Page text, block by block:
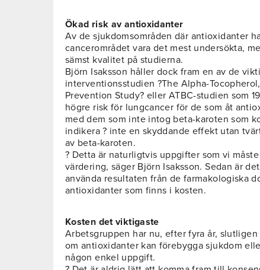
Ökad risk av antioxidanter
Av de sjukdomsområden där antioxidanter
cancerområdet vara det mest undersökta,
sämst kvalitet på studierna.
Björn Isaksson håller dock fram en av de
interventionsstudien ?The Alpha-
Prevention Study? eller ATBC-studien som
högre risk för lungcancer för de som åt
med dem som inte intog beta-karoten som
indikera ? inte en skyddande effekt utan
av beta-karoten.
? Detta är naturligtvis uppgifter som vi
värdering, säger Björn Isaksson. Sedan är
använda resultaten från de farmakologiska
antioxidanter som finns i kosten.
Kosten det viktigaste
Arbetsgruppen har nu, efter fyra år,
om antioxidanter kan förebygga sjukdom
någon enkel uppgift.